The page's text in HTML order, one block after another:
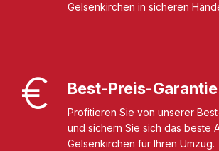
Gelsenkirchen in sicheren
Best-Preis-Garantie
Profitieren Sie von unserer
und sichern Sie sich das beste
Gelsenkirchen für Ihren Umzug.